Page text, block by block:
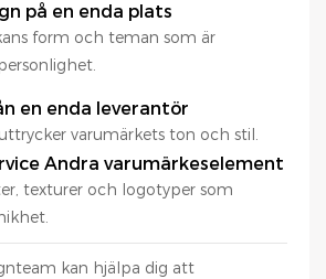
på en enda plats
form och teman som är
en enda leverantör
varumärkets ton och stil.
Andra varumärkeselement
texturer och logotyper som
kan hjälpa dig att